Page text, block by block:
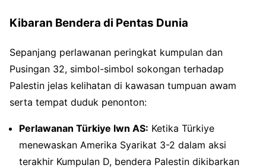
Kibaran Bendera di Pentas Dunia
Sepanjang perlawanan peringkat kumpulan dan
Pusingan 32, simbol-simbol sokongan terhadap
Palestin jelas kelihatan di kawasan tumpuan awam
serta tempat duduk penonton:
Perlawanan Türkiye lwn AS: Ketika Türkiye
menewaskan Amerika Syarikat 3-2 dalam aksi
terakhir Kumpulan D, bendera Palestin dikibarkan